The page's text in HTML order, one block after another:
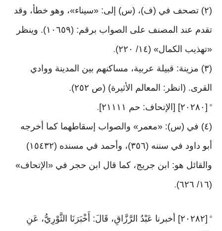
(٢) تصحف في (ف)، (س) إلى: «سيناء»، وهو خطأ، وقد
تقدم عند المصنف على الصواب برقم: (١٠٦٥٩). وينظر
«تهذيب الكمال» (١٤/ ٢٢٠)
.
(٣) مزينة: قبيلة عربية، مساكنهم بين المدينة ووادي
القرى. (انظر: المعالم الأثيرة) (ص ٢٥٢)
.
° [٢٠٢٨٠] [الإتحاف: حم ٢١١١١] .
(٤) في (س): «معمر» والصواب إسقاطهما كما أخرجه
أبو داود في سننه (٣٥٦)، وأحمد في مسنده (١٥٤٣٢)
والقائل هو: ابن جريج، كما قال ابن حجر في «الإتحاف»
(١٦/ ٦٢٦)
.
°
[٢٠٢٨٢] أخبرنا عَبْدُ الرَّزَّاقِ، قَالَ: أَخْبَرَنَا الثَّوْرِيُّ، عَنِ